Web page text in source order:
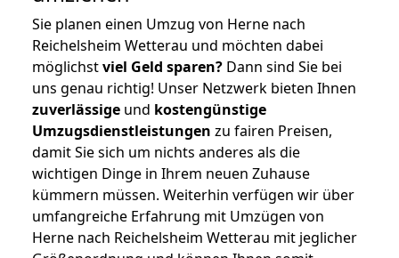
Sie planen einen Umzug von Herne nach
Reichelsheim Wetterau und möchten dabei
möglichstviel Geld sparen? Dann sind Sie bei
uns genau richtig! Unser Netzwerk bieten Ihnen
zuverlässige und kostengünstige
Umzugsdienstleistungen zu fairen Preisen,
damit Sie sich um nichts anderes als die
wichtigen Dinge in Ihrem neuen Zuhause
kümmern müssen. Weiterhin verfügen wir über
umfangreiche Erfahrung mit Umzügen von
Herne nach Reichelsheim Wetterau mit jeglicher